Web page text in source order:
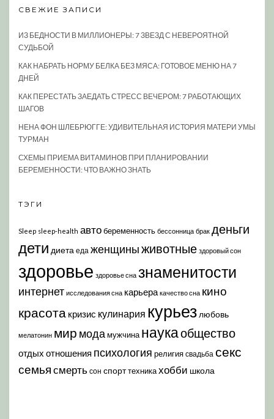
СВЕЖИЕ ЗАПИСИ
ИЗ БЕДНОСТИ В МИЛЛИОНЕРЫ: 7 ЗВЕЗД С НЕВЕРОЯТНОЙ
СУДЬБОЙ
КАК НАБРАТЬ НОРМУ БЕЛКА БЕЗ МЯСА: ГОТОВОЕ МЕНЮ НА 7
ДНЕЙ
КАК ПЕРЕСТАТЬ ЗАЕДАТЬ СТРЕСС ВЕЧЕРОМ: 7 РАБОТАЮЩИХ
ШАГОВ
НЕНА ФОН ШЛЕБРЮГГЕ: УДИВИТЕЛЬНАЯ ИСТОРИЯ МАТЕРИ УМЫ
ТУРМАН
СХЕМЫ ПРИЕМА ВИТАМИНОВ ПРИ ПЛАНИРОВАНИИ
БЕРЕМЕННОСТИ: ЧТО ВАЖНО ЗНАТЬ
ТЭГИ
Sleep sleep-health автобеременность бессонница брак деньги
дети диета еда женщиныживотные здоровый сон
здоровье здоровье сна знаменитости
интернет исследования сна карьера качество сна кино
красота кризис кулинария курьез любовь
мелатонин мир модамужчина наукаобщество
отдых отношения психология религия свадьба секс
семья смерть сон спорттехникахобби школа